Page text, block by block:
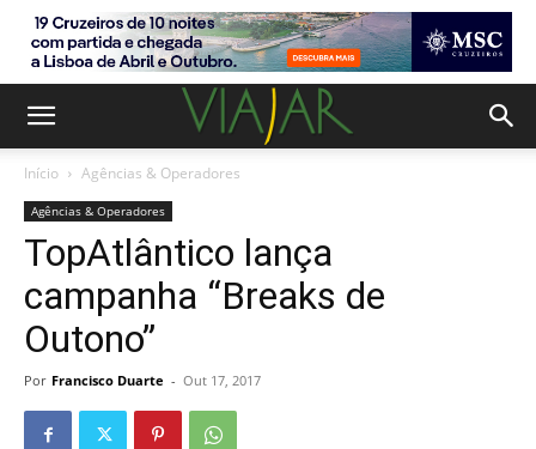
Início Agências & Operadores
Agências & Operadores
TopAtlântico lança
campanha “Breaks de
Outono”
Por Francisco Duarte - Out 17, 2017